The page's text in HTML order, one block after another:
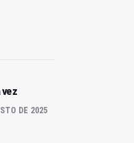
DE 2025